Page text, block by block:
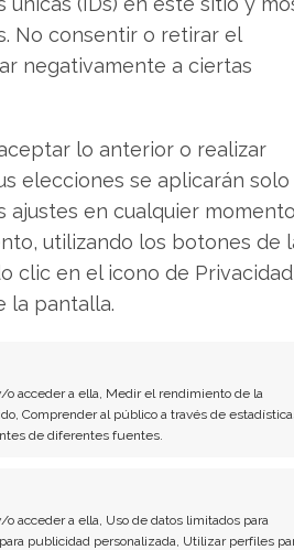
No consentir o retirar el
negativamente a ciertas
lo anterior o realizar
elecciones se aplicarán solo
ajustes en cualquier
utilizando los botones de
clic en el icono de Privacidad
la pantalla.
acceder a ella, Medir el rendimiento de la
Comprender al público a través de
de diferentes fuentes.
acceder a ella, Uso de datos limitados para
publicidad personalizada, Utilizar perfiles
Acuerdos de esta
mercado de
mantienen
de "Compra",
implica un potencial
destacan los avances
Microsoft Ignite.
su optimismo en
de capital
la actual debilidad
de 30.000
de crecimiento